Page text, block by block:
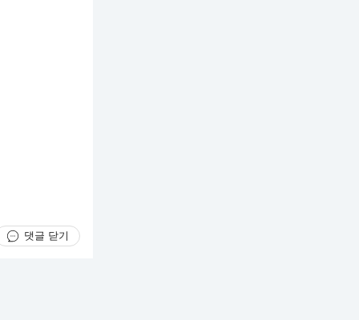
댓글 닫기